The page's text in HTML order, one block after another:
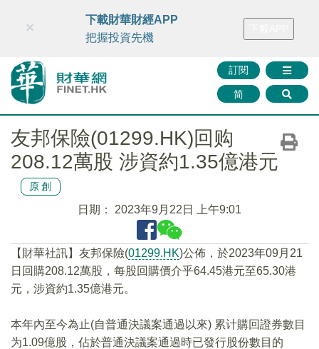
財華智庫網 FINTV FINMETA 財華證券 媒體矩陣
訂閱
简
×
下載財華財經APP
把握投資先機
友邦保險(01299.HK)回购
208.12萬股 涉資約1.35億港元
原創
日期： 2023年9月22日 上午9:01
【財華社訊】友邦保險(01299.HK)公佈，於2023年09月21
日回購208.12萬股，每股回購價介乎64.45港元至65.30港
元，涉資約1.35億港元。
本年內至今為止(自普通決議案通過以來) 累计購回證券數目
为1.09億股，佔於普通決議案通過時已發行股份數目的